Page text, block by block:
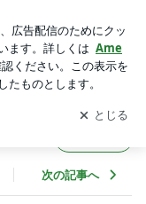
を受け取りまし
開く
次の記事へ